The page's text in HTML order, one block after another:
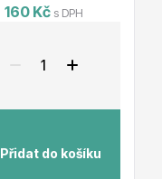
160 Kč s DPH
Přidat do košíku